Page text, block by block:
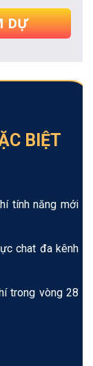
DỰ
BIỆT
tính năng mới
chat đa kênh
trong vòng 28